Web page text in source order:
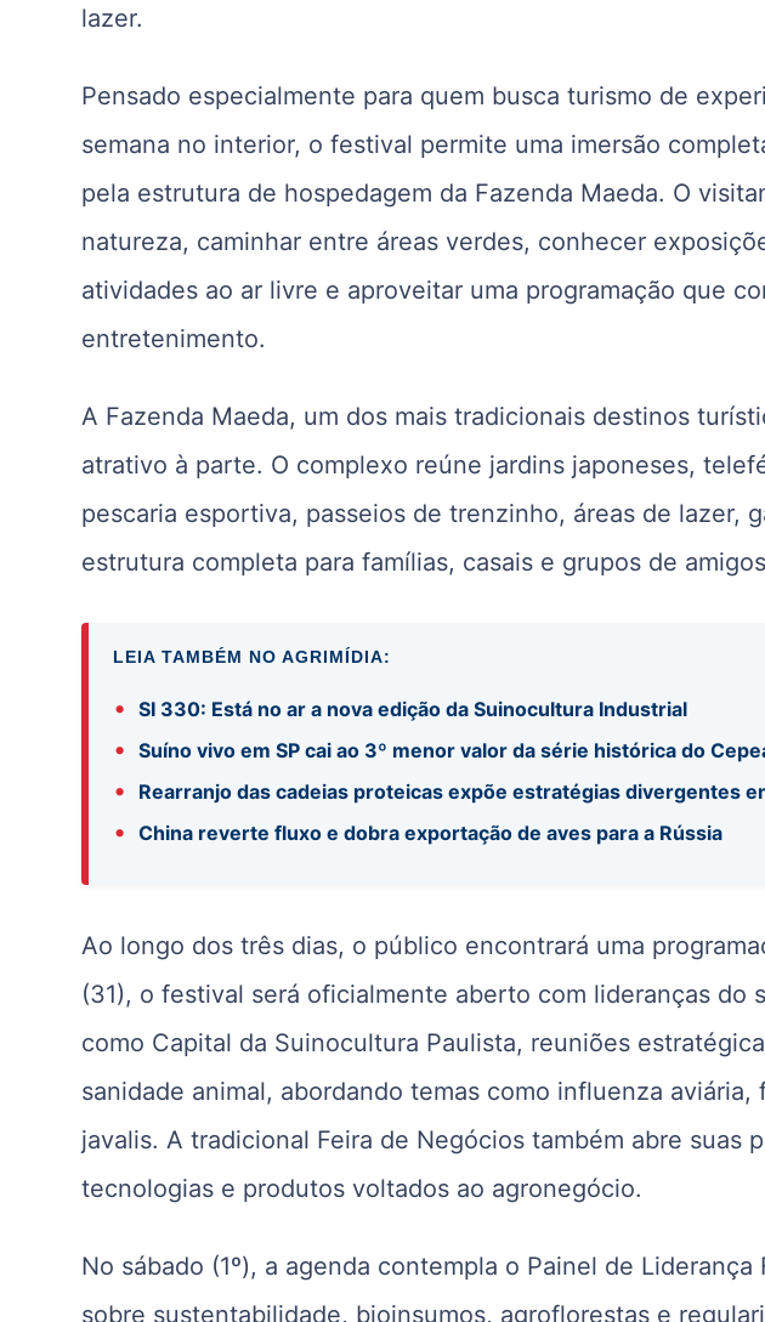
lazer.
Pensado especialmente para quem busca turismo de
semana no interior, o festival permite uma imersão
pela estrutura de hospedagem da Fazenda Maeda. O
natureza, caminhar entre áreas verdes, conhecer
atividades ao ar livre e aproveitar uma programação que
entretenimento.
A Fazenda Maeda, um dos mais tradicionais destinos
atrativo à parte. O complexo reúne jardins japoneses,
pescaria esportiva, passeios de trenzinho, áreas de lazer,
estrutura completa para famílias, casais e grupos de
LEIA TAMBÉM NO AGRIMÍDIA:
• SI 330: Está no ar a nova edição da Suinocultura Industrial
• Suíno vivo em SP cai ao 3º menor valor da série histórica do
• Rearranjo das cadeias proteicas expõe estratégias divergentes
• China reverte fluxo e dobra exportação de aves para a Rússia
Ao longo dos três dias, o público encontrará uma
(31), o festival será oficialmente aberto com lideranças do
como Capital da Suinocultura Paulista, reuniões
sanidade animal, abordando temas como influenza
javalis. A tradicional Feira de Negócios também abre suas
tecnologias e produtos voltados ao agronegócio.
No sábado (1º), a agenda contempla o Painel de
sobre sustentabilidade, bioinsumos, agroflorestas e